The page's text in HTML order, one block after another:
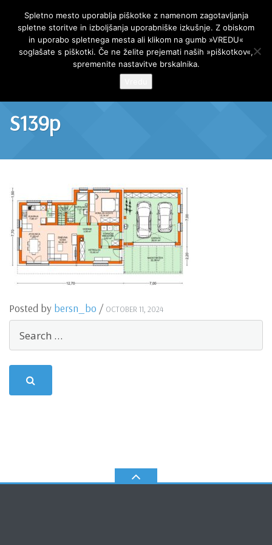
Skip
content
S139p
Posted by bersn_bo / OCTOBER 11, 2024
AR Projekt
Spletno mesto uporablja piškotke z namenom zagotavljanja
spletne storitve in izboljšanja uporabniške izkušnje. Z obiskom
in uporabo spletnega mesta ali klikom na gumb »VREDU«
soglašate s piškotki. Če ne želite prejemati naših »piškotkov«,
spremenite nastavitve brskalnika.